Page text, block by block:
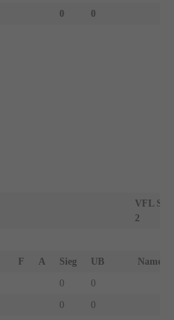
0 0
VFL
2
F A Sieg UB Name
0 0
0 0